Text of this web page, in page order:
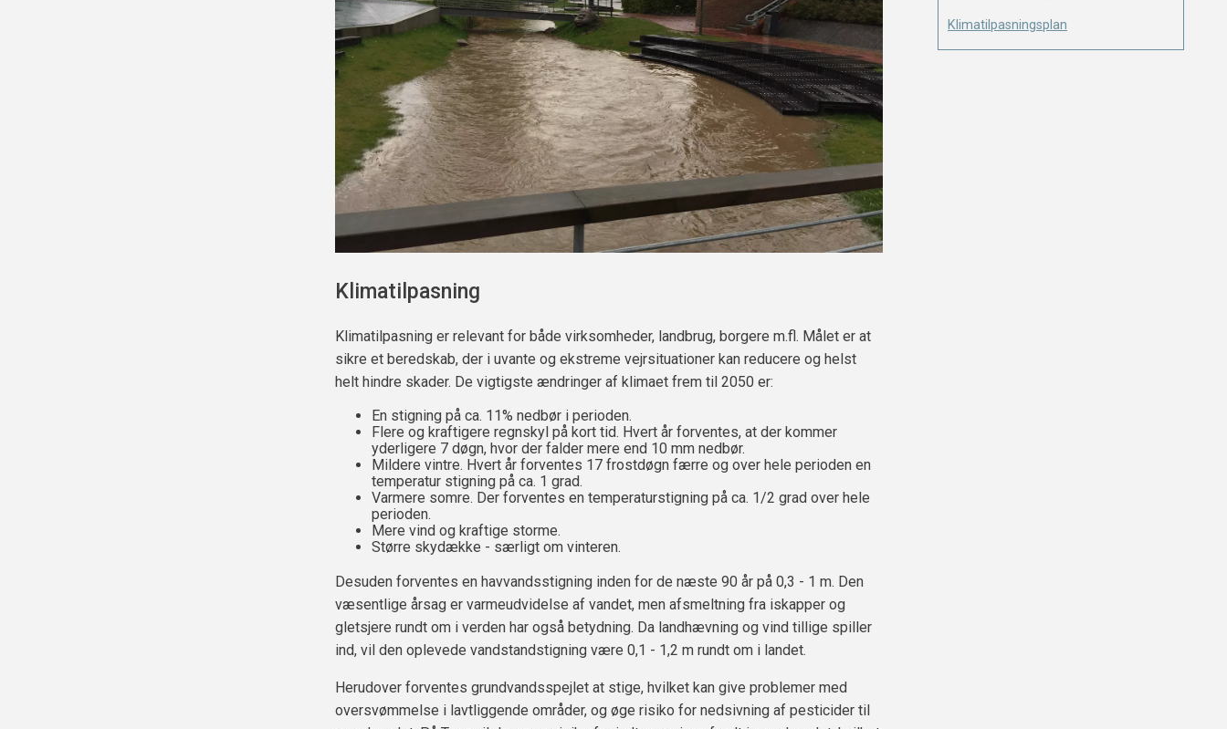
Klimatilpasning
Klimatilpasning er relevant for både virksomheder, landbrug, borgere m.fl. Målet er at
sikre et beredskab, der i uvante og ekstreme vejrsituationer kan reducere og helst
helt hindre skader. De vigtigste ændringer af klimaet frem til 2050 er:
En stigning på ca. 11% nedbør i perioden.
Flere og kraftigere regnskyl på kort tid. Hvert år forventes, at der kommer
yderligere 7 døgn, hvor der falder mere end 10 mm nedbør.
Mildere vintre. Hvert år forventes 17 frostdøgn færre og over hele perioden en
temperatur stigning på ca. 1 grad.
Varmere somre. Der forventes en temperaturstigning på ca. 1/2 grad over hele
perioden.
Mere vind og kraftige storme.
Større skydække - særligt om vinteren.
Desuden forventes en havvandsstigning inden for de næste 90 år på 0,3 - 1 m. Den
væsentlige årsag er varmeudvidelse af vandet, men afsmeltning fra iskapper og
gletsjere rundt om i verden har også betydning. Da landhævning og vind tillige spiller
ind, vil den oplevede vandstandstigning være 0,1 - 1,2 m rundt om i landet.
Herudover forventes grundvandsspejlet at stige, hvilket kan give problemer med
oversvømmelse i lavtliggende områder, og øge risiko for nedsivning af pesticider til
Klimatilpasningsplan